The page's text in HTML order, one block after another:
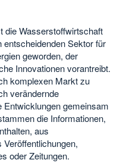
die Wasserstoffwirtschaft
Sektor für
geworden, der
Innovationen vorantreibt.
komplexen Markt zu
verändernde
gemeinsam
die Informationen,
aus
oder Zeitungen.